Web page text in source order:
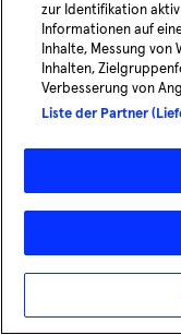
Die
öffentliche
Form der
gewerblichen
Zustimmung
B.4.4.
Du bist
zur Identifikation
Informationen auf
Inhalte, Messung
Inhalten,
Verbesserung von
Liste der Partner